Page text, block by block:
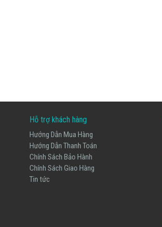
Hỗ trợ khách hàng
Hướng Dẫn Mua Hàng
Hướng Dẫn Thanh Toán
Chính Sách Bảo Hành
Chính Sách Giao Hàng
Tin tức